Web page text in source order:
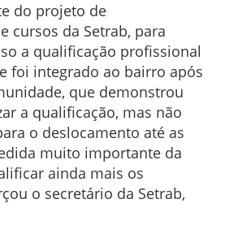
do projeto de
cursos da Setrab, para
a qualificação profissional
foi integrado ao bairro após
que demonstrou
a qualificação, mas não
o deslocamento até as
muito importante da
ainda mais os
o secretário da Setrab,